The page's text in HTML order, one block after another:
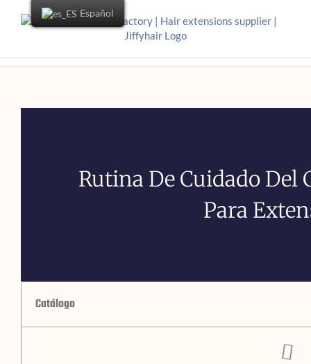
Rutina De Cuidado Del
Para
Catálogo
Español